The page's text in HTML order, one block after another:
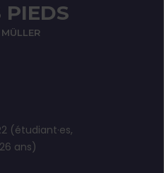
PIEDS
(étudiant·es,
ans)